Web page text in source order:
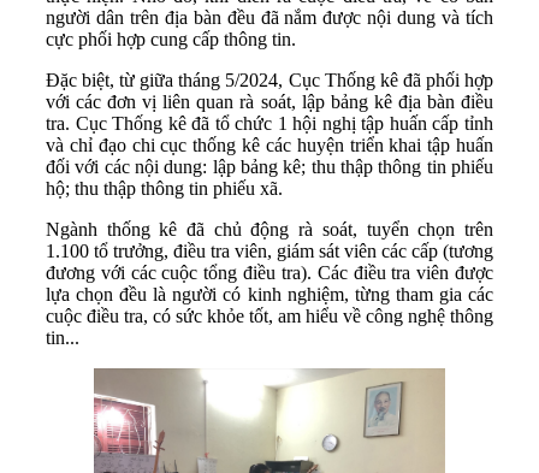
người dân trên địa bàn đều đã nắm được nội dung và tích
cực phối hợp cung cấp thông tin.
Đặc biệt, từ giữa tháng 5/2024, Cục Thống kê đã phối hợp
với các đơn vị liên quan rà soát, lập bảng kê địa bàn điều
tra. Cục Thống kê đã tổ chức 1 hội nghị tập huấn cấp tỉnh
và chỉ đạo chi cục thống kê các huyện triển khai tập huấn
đối với các nội dung: lập bảng kê; thu thập thông tin phiếu
hộ; thu thập thông tin phiếu xã.
Ngành thống kê đã chủ động rà soát, tuyển chọn trên
1.100 tổ trưởng, điều tra viên, giám sát viên các cấp (tương
đương với các cuộc tổng điều tra). Các điều tra viên được
lựa chọn đều là người có kinh nghiệm, từng tham gia các
cuộc điều tra, có sức khỏe tốt, am hiểu về công nghệ thông
tin...